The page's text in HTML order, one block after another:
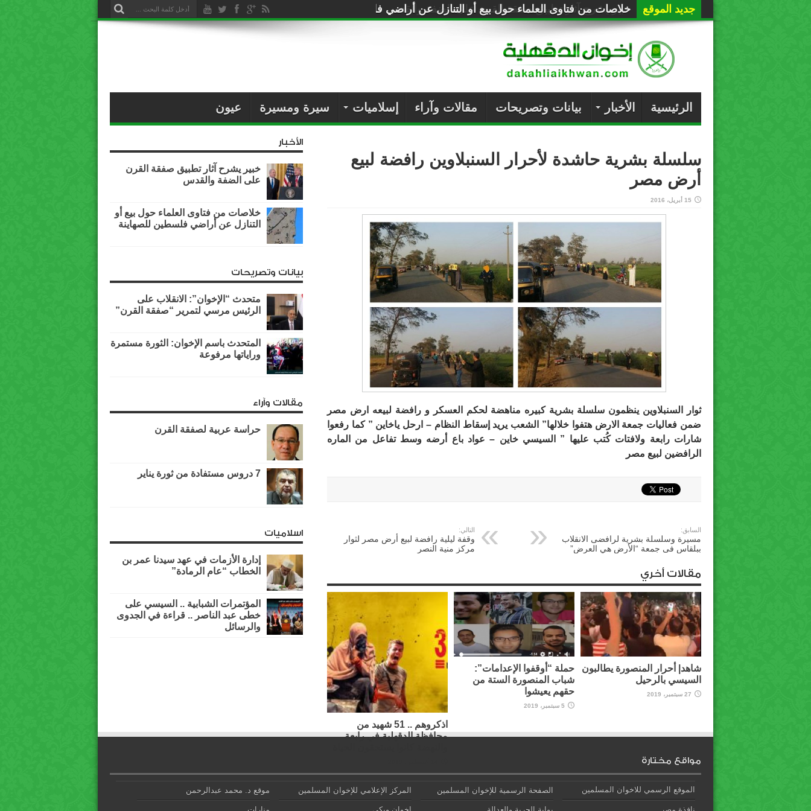
جديد الموقع خلاصات من فتاوى العلماء حول بيع أو التنازل عن أراضي فلسطين للصهاينة
الرئيسية الأخبار بيانات وتصريحات مقالات وآراء إسلاميات سيرة ومسيرة عيون
سلسلة بشرية حاشدة لأحرار السنبلاوين رافضة لبيع
أرض مصر
15 أبريل، 2016
ثوار السنبلاوين ينظمون سلسلة بشرية كبيره مناهضة لحكم العسكر و رافضة لبيعه ارض مصر
ضمن فعاليات ‫‏جمعة الارض‬ هتفوا خلالها” الشعب يريد إسقاط النظام – ارحل ياخاين ” كما رفعوا
شارات رابعة ولافتات كُتب عليها ” السيسي خاين – عواد باع أرضه وسط تفاعل من الماره
الرافضين لبيع مصر
السابق:
مسيرة وسلسلة بشرية لرافضى الانقلاب
ببلقاس فى جمعة “الأرض هي العرض”
التالي:
وقفة ليلية رافضة لبيع أرض مصر لثوار
مركز منية النصر
مقالات أخري
شاهد| أحرار المنصورة يطالبون
السيسي بالرحيل
27 سبتمبر، 2019
حملة “أوقفوا الإعدامات”:
شباب المنصورة الستة من
حقهم يعيشوا
5 سبتمبر، 2019
اذكروهم .. 51 شهيد من
محافظة الدقهلية في رابعة
الأخبار
خبير يشرح آثار تطبيق صفقة القرن
على الضفة والقدس
خلاصات من فتاوى العلماء حول بيع أو
التنازل عن أراضي فلسطين للصهاينة
بيانات وتصريحات
متحدث “الإخوان”: الانقلاب على
الرئيس مرسي لتمرير “صفقة القرن”
المتحدث باسم الإخوان: الثورة مستمرة
وراياتها مرفوعة
مقالات وآراء
حراسة عربية لصفقة القرن
7 دروس مستفادة من ثورة يناير
اسلاميات
إدارة الأزمات في عهد سيدنا عمر بن
الخطاب “عام الرمادة”
المؤتمرات الشبابية .. السيسي على
خطى عبد الناصر .. قراءة في الجدوى
والرسائل
مواقع مختارة
الموقع الرسمي للاخوان المسلمين الصفحة الرسمية للإخوان المسلمين المركز الإعلامي للإخوان المسلمين موقع د. محمد عبدالرحمن